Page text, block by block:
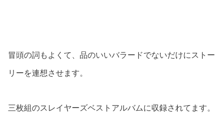
冒頭の詞もよくて、品のいいバラードでないだけにストー
リーを連想させます。
三枚組のスレイヤーズベストアルバムに収録されてます。